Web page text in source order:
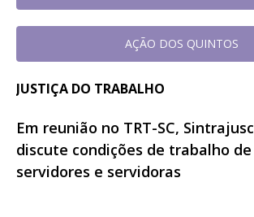
AÇÃO DOS QUINTOS
JUSTIÇA DO TRABALHO
Em reunião no TRT-SC, Sintrajusc
discute condições de trabalho de
servidores e servidoras